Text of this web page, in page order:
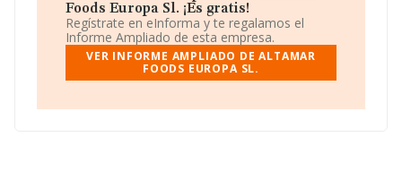
De acuerdo con la Recomendación 2003/361/CE de la
Comisión, de 6 de mayo de 2003, sobre la definición de
microempresas, pequeñas y medianas empresas, la
compañía reúne los requisitos de una empresa
pequeña. El número de empleados se ha incrementado
en INFORMA, ha dispuesto de un número de
Foods Europa Sl. ¡Es gratis!
Regístrate en eInforma y te regalamos el
Informe Ampliado de esta empresa.
VER INFORME AMPLIADO DE ALTAMAR
FOODS EUROPA SL.